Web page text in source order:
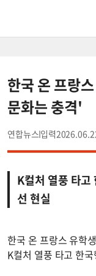
한국 온 프랑
문화는 충격'
연합뉴스
K컬처 열풍 타
선 현실
한국 온 프랑스 유학
K컬처 열풍 타고 한